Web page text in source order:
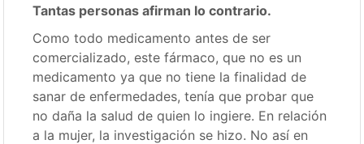
Tantas personas afirman lo contrario.
Como todo medicamento antes de ser
comercializado, este fármaco, que no es un
medicamento ya que no tiene la finalidad de
sanar de enfermedades, tenía que probar que
no daña la salud de quien lo ingiere. En relación
a la mujer, la investigación se hizo. No así en